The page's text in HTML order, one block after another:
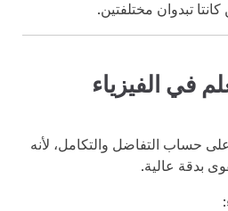
كانتا تبدوان مختلفتين.
في الفيزياء
حساب التفاضل والتكامل، لأنه
بدقة عالية.